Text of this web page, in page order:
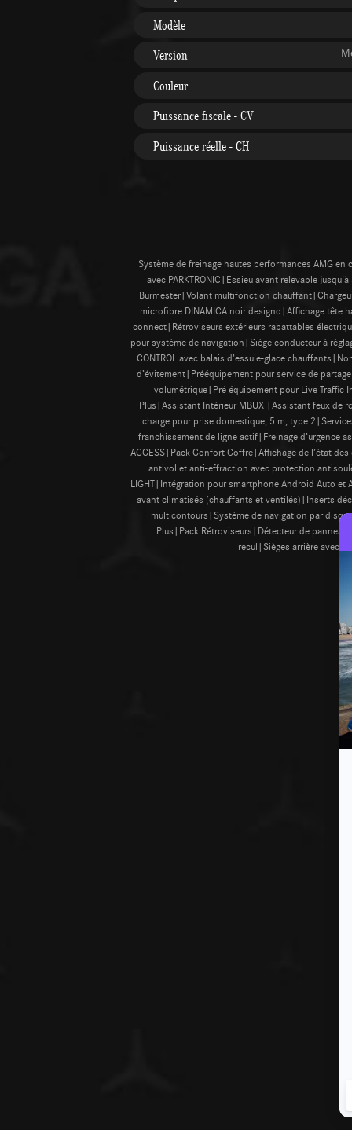
Modèle
Version
Couleur
Puissance fiscale - CV
Puissance réelle - CH
Système de freinage hautes performances AMG
avec PARKTRONIC|Essieu avant relevable
Burmester|Volant multifonction
microfibre DINAMICA noir designo|Affichage tête
connect|Rétroviseurs extérieurs rabattables
pour système de navigation|Siège conducteur à
CONTROL avec balais d’essuie-glace
d’évitement|Prééquipement pour service de
volumétrique|Pré équipement pour Live Traffic
Plus|Assistant Intérieur MBUX |Assistant feux de
charge pour prise domestique, 5 m, type
franchissement de ligne actif|Freinage d’urgence
ACCESS|Pack Confort Coffre|Affichage de l’état
antivol et anti-effraction avec protection
LIGHT|Intégration pour smartphone Android Auto
avant climatisés (chauffants et ventilés)|Inserts
multicontours|Système de navigation par
Plus|Pack Rétroviseurs|Détecteur de
recul|Sièges arrière avec